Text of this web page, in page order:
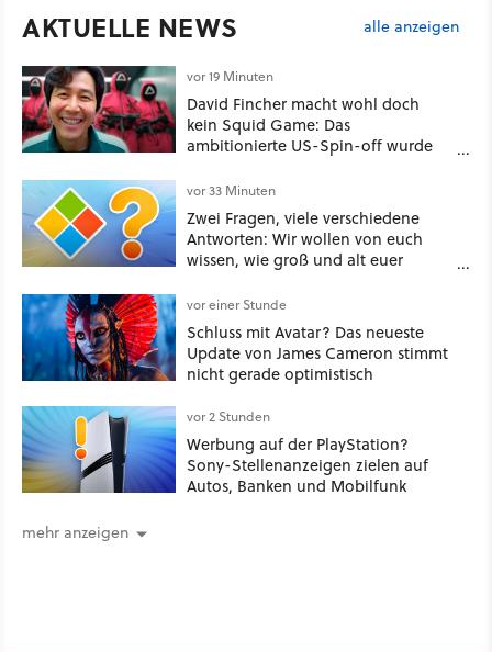
AKTUELLE NEWS alle anzeigen
vor 19 Minuten
David Fincher macht wohl doch
kein Squid Game: Das
ambitionierte US-Spin-off wurde
vor 33 Minuten
Zwei Fragen, viele verschiedene
Antworten: Wir wollen von euch
wissen, wie groß und alt euer
vor einer Stunde
Schluss mit Avatar? Das neueste
Update von James Cameron stimmt
nicht gerade optimistisch
vor 2 Stunden
Werbung auf der PlayStation?
Sony-Stellenanzeigen zielen auf
Autos, Banken und Mobilfunk
mehr anzeigen